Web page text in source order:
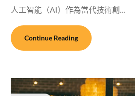
人工智能（AI）作為當代技術創…
Continue Reading